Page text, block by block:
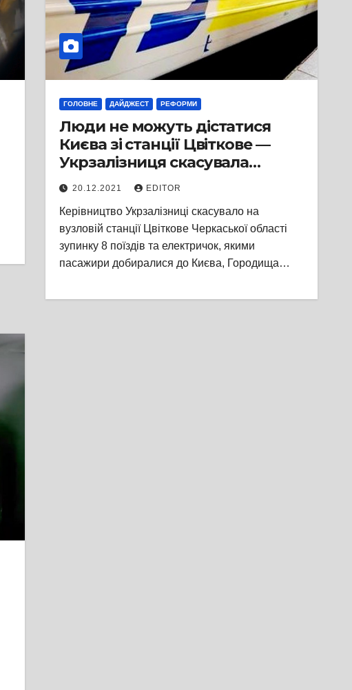
ГОЛОВНЕ ДАЙДЖЕСТ РЕФОРМИ
Люди не можуть дістатися
Києва зі станції Цвіткове —
Укрзалізниця скасувала
зупинку 8 поїздів та
електричок
20.12.2021 EDITOR
Керівництво Укрзалізниці скасувало на
вузловій станції Цвіткове Черкаської області
зупинку 8 поїздів та електричок, якими
пасажири добиралися до Києва, Городища…